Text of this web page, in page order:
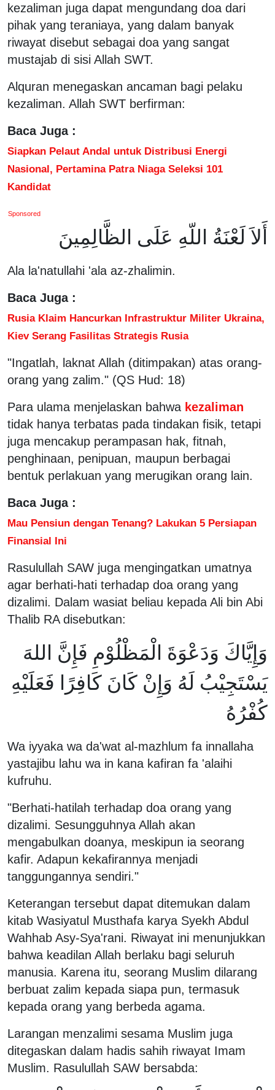
kezaliman juga dapat mengundang doa dari
pihak yang teraniaya, yang dalam banyak
riwayat disebut sebagai doa yang sangat
mustajab di sisi Allah SWT.
Alquran menegaskan ancaman bagi pelaku
kezaliman. Allah SWT berfirman:
Baca Juga :
Siapkan Pelaut Andal untuk Distribusi Energi
Nasional, Pertamina Patra Niaga Seleksi 101
Kandidat
Sponsored
أَلاَ لَعْنَةُ اللّهِ عَلَى الظَّالِمِينَ
Ala la'natullahi 'ala az-zhalimin.
Baca Juga :
Rusia Klaim Hancurkan Infrastruktur Militer Ukraina,
Kiev Serang Fasilitas Strategis Rusia
"Ingatlah, laknat Allah (ditimpakan) atas orang-
orang yang zalim." (QS Hud: 18)
Para ulama menjelaskan bahwa kezaliman
tidak hanya terbatas pada tindakan fisik, tetapi
juga mencakup perampasan hak, fitnah,
penghinaan, penipuan, maupun berbagai
bentuk perlakuan yang merugikan orang lain.
Baca Juga :
Mau Pensiun dengan Tenang? Lakukan 5 Persiapan
Finansial Ini
Rasulullah SAW juga mengingatkan umatnya
agar berhati-hati terhadap doa orang yang
dizalimi. Dalam wasiat beliau kepada Ali bin Abi
Thalib RA disebutkan:
وَإِيَّاكَ وَدَعْوَةَ الْمَظْلُوْمِ فَإِنَّ اللهَ
يَسْتَجِيْبُ لَهُ وَإِنْ كَانَ كَافِرًا فَعَلَيْهِ
كُفْرُهُ
Wa iyyaka wa da'wat al-mazhlum fa innallaha
yastajibu lahu wa in kana kafiran fa 'alaihi
kufruhu.
"Berhati-hatilah terhadap doa orang yang
dizalimi. Sesungguhnya Allah akan
mengabulkan doanya, meskipun ia seorang
kafir. Adapun kekafirannya menjadi
tanggungannya sendiri."
Keterangan tersebut dapat ditemukan dalam
kitab Wasiyatul Musthafa karya Syekh Abdul
Wahhab Asy-Sya'rani. Riwayat ini menunjukkan
bahwa keadilan Allah berlaku bagi seluruh
manusia. Karena itu, seorang Muslim dilarang
berbuat zalim kepada siapa pun, termasuk
kepada orang yang berbeda agama.
Larangan menzalimi sesama Muslim juga
ditegaskan dalam hadis sahih riwayat Imam
Muslim. Rasulullah SAW bersabda: